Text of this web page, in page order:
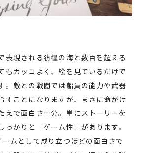
表現される彷徨の海と数百を超える
もカッコよく、絵を見ているだけで
。敵との戦闘では船員の能力や武器
すことになりますが、まさに命がけ
えで面白さ十分。単にストーリーを
っかりと「ゲーム性」があります。
ムとして成り立つほどの面白さで